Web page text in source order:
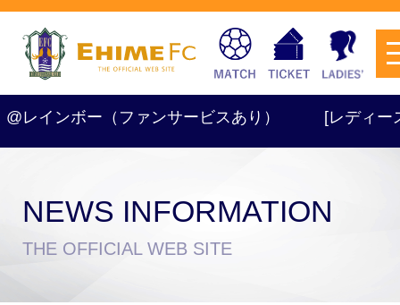
チケットを購入
ボー（ファンサービスあり） [レディース]
NEWS INFORMATION
THE OFFICIAL WEB SITE